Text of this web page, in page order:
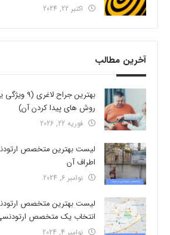
اکتبر 22, 2024
آخرین مطالب
بهترین
روش های پیدا کردن آن)
فوریه 22, 2026
لیست بهترین متخصص
اطراف آن
نوامبر 6, 2024
لیست بهترین متخصص
انتخاب یک متخصص
نوامبر 4, 2024